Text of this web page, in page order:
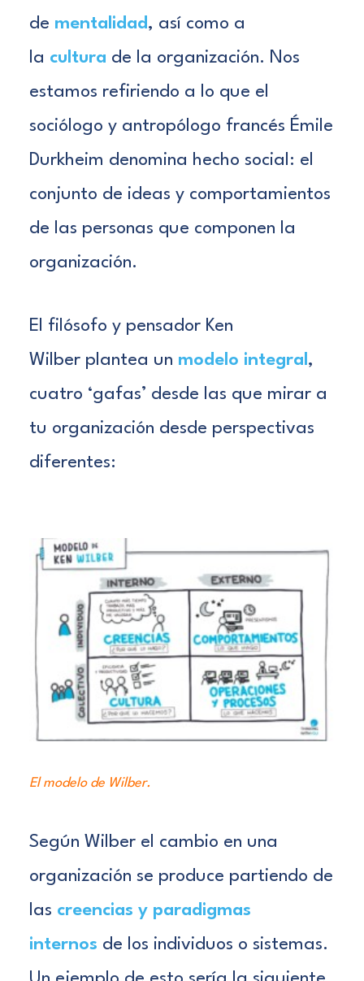
de mentalidad , así como a
la cultura de la organización. Nos
estamos refiriendo a lo que el
sociólogo y antropólogo francés Émile
Durkheim denomina hecho social : el
conjunto de ideas y comportamientos
de las personas que componen la
organización.
El filósofo y pensador Ken
Wilber plantea un modelo integral ,
cuatro ‘gafas’ desde las que mirar a
tu organización desde perspectivas
diferentes:
El modelo de Wilber.
Según Wilber el cambio en una
organización se produce partiendo de
las creencias y paradigmas
internos de los individuos o sistemas.